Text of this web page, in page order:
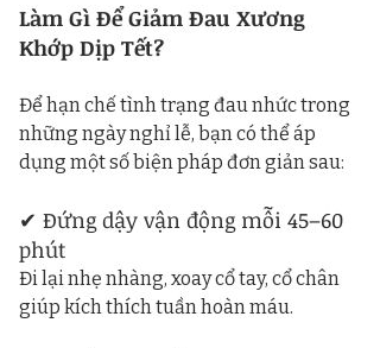
Làm Gì Để Giảm Đau Xương
Khớp Dịp Tết?
Để hạn chế tình trạng đau nhức trong
những ngày nghỉ lễ, bạn có thể áp
dụng một số biện pháp đơn giản sau:
✔ Đứng dậy vận động mỗi 45–60
phút
Đi lại nhẹ nhàng, xoay cổ tay, cổ chân
giúp kích thích tuần hoàn máu.